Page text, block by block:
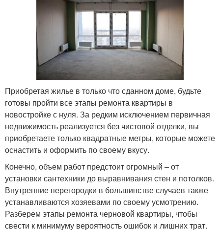
Приобретая жилье в только что сданном доме, будьте
готовы пройти все этапы ремонта квартиры в
новостройке с нуля. За редким исключением первичная
недвижимость реализуется без чистовой отделки, вы
приобретаете только квадратные метры, которые можете
оснастить и оформить по своему вкусу.
Конечно, объем работ предстоит огромный – от
установки сантехники до выравнивания стен и потолков.
Внутренние перегородки в большинстве случаев также
устанавливаются хозяевами по своему усмотрению.
Разберем этапы ремонта черновой квартиры, чтобы
свести к минимуму вероятность ошибок и лишних трат.